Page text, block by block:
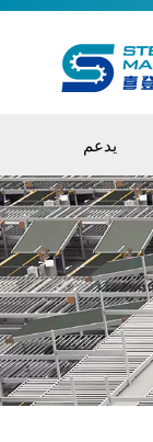
يدعم